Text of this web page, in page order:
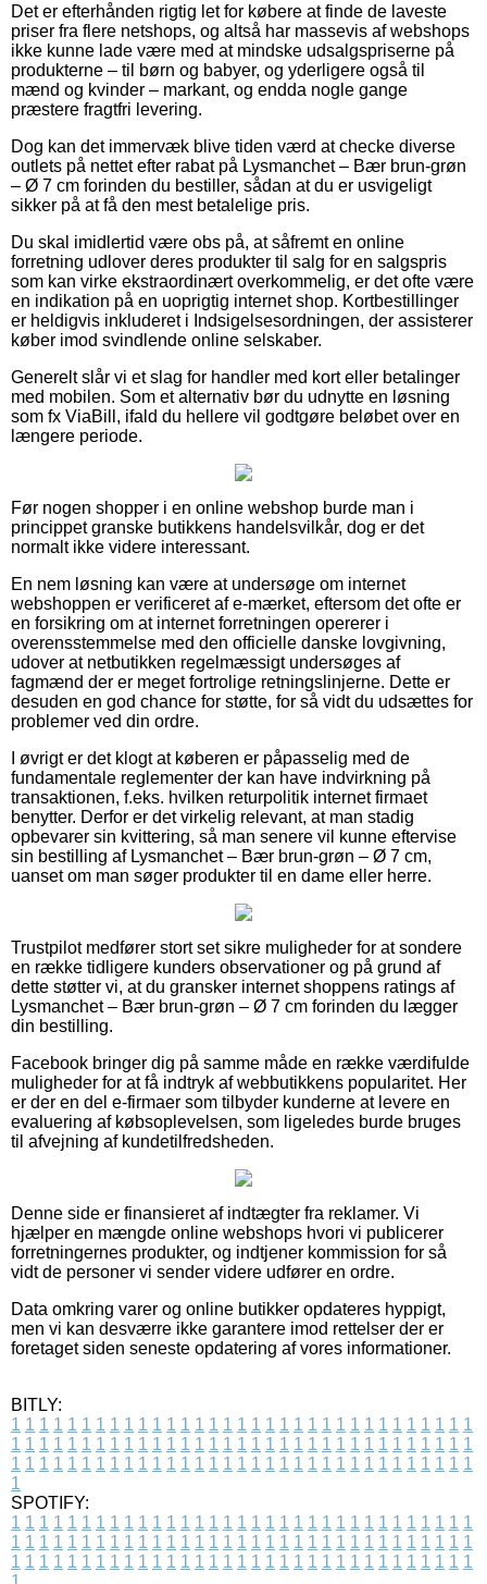
Det er efterhånden rigtig let for købere at finde de laveste
priser fra flere netshops, og altså har massevis af webshops
ikke kunne lade være med at mindske udsalgspriserne på
produkterne – til børn og babyer, og yderligere også til
mænd og kvinder – markant, og endda nogle gange
præstere fragtfri levering.
Dog kan det immervæk blive tiden værd at checke diverse
outlets på nettet efter rabat på Lysmanchet – Bær brun-grøn
– Ø 7 cm forinden du bestiller, sådan at du er usvigeligt
sikker på at få den mest betalelige pris.
Du skal imidlertid være obs på, at såfremt en online
forretning udlover deres produkter til salg for en salgspris
som kan virke ekstraordinært overkommelig, er det ofte være
en indikation på en uoprigtig internet shop. Kortbestillinger
er heldigvis inkluderet i Indsigelsesordningen, der assisterer
køber imod svindlende online selskaber.
Generelt slår vi et slag for handler med kort eller betalinger
med mobilen. Som et alternativ bør du udnytte en løsning
som fx ViaBill, ifald du hellere vil godtgøre beløbet over en
længere periode.
Før nogen shopper i en online webshop burde man i
princippet granske butikkens handelsvilkår, dog er det
normalt ikke videre interessant.
En nem løsning kan være at undersøge om internet
webshoppen er verificeret af e-mærket, eftersom det ofte er
en forsikring om at internet forretningen opererer i
overensstemmelse med den officielle danske lovgivning,
udover at netbutikken regelmæssigt undersøges af
fagmænd der er meget fortrolige retningslinjerne. Dette er
desuden en god chance for støtte, for så vidt du udsættes for
problemer ved din ordre.
I øvrigt er det klogt at køberen er påpasselig med de
fundamentale reglementer der kan have indvirkning på
transaktionen, f.eks. hvilken returpolitik internet firmaet
benytter. Derfor er det virkelig relevant, at man stadig
opbevarer sin kvittering, så man senere vil kunne eftervise
sin bestilling af Lysmanchet – Bær brun-grøn – Ø 7 cm,
uanset om man søger produkter til en dame eller herre.
Trustpilot medfører stort set sikre muligheder for at sondere
en række tidligere kunders observationer og på grund af
dette støtter vi, at du gransker internet shoppens ratings af
Lysmanchet – Bær brun-grøn – Ø 7 cm forinden du lægger
din bestilling.
Facebook bringer dig på samme måde en række værdifulde
muligheder for at få indtryk af webbutikkens popularitet. Her
er der en del e-firmaer som tilbyder kunderne at levere en
evaluering af købsoplevelsen, som ligeledes burde bruges
til afvejning af kundetilfredsheden.
Denne side er finansieret af indtægter fra reklamer. Vi
hjælper en mængde online webshops hvori vi publicerer
forretningernes produkter, og indtjener kommission for så
vidt de personer vi sender videre udfører en ordre.
Data omkring varer og online butikker opdateres hyppigt,
men vi kan desværre ikke garantere imod rettelser der er
foretaget siden seneste opdatering af vores informationer.
BITLY:
1 1 1 1 1 1 1 1 1 1 1 1 1 1 1 1 1 1 1 1 1 1 1 1 1 1 1 1 1 1 1 1 1
1 1 1 1 1 1 1 1 1 1 1 1 1 1 1 1 1 1 1 1 1 1 1 1 1 1 1 1 1 1 1 1 1
1 1 1 1 1 1 1 1 1 1 1 1 1 1 1 1 1 1 1 1 1 1 1 1 1 1 1 1 1 1 1 1 1
1
SPOTIFY:
1 1 1 1 1 1 1 1 1 1 1 1 1 1 1 1 1 1 1 1 1 1 1 1 1 1 1 1 1 1 1 1 1
1 1 1 1 1 1 1 1 1 1 1 1 1 1 1 1 1 1 1 1 1 1 1 1 1 1 1 1 1 1 1 1 1
1 1 1 1 1 1 1 1 1 1 1 1 1 1 1 1 1 1 1 1 1 1 1 1 1 1 1 1 1 1 1 1 1